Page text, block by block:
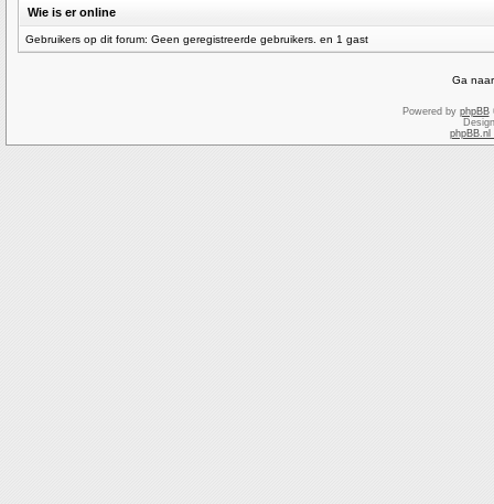
Wie is er online
Gebruikers op dit forum: Geen geregistreerde gebruikers. en 1 gast
Ga
Powered by phpBB
phpBB.nl